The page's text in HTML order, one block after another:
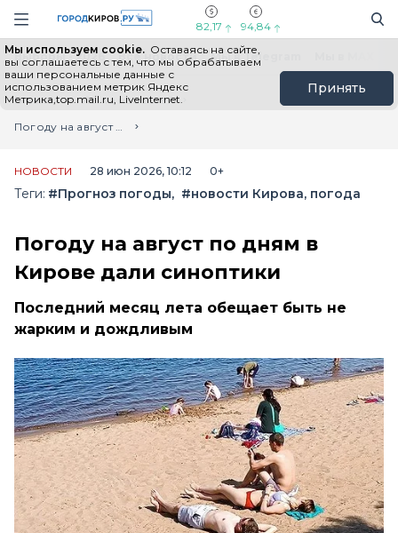
Навигация сайта
82,17 94,84
Мы используем cookie. Оставаясь на сайте,
вы соглашаетесь с тем, что мы обрабатываем
ваши персональные данные с
использованием метрик Яндекс
Метрика,top.mail.ru, LiveInternet.
Принять
Выборы - 2026 Все новости Мы в Telegram
Главная
Лента новостей
Погоду на август по дням в Кирове дали синоптики
НОВОСТИ 28 июн 2026, 10:12 0+
Теги: #Прогноз погоды #новости Кирова, погода
Погоду на август по дням в
Кирове дали синоптики
Последний месяц лета обещает быть не
жарким и дождливым